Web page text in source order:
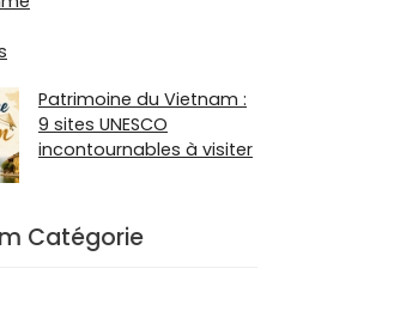
Patrimoine du Vietnam :
9 sites UNESCO
incontournables à visiter
Catégorie